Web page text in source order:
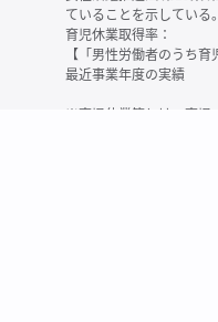
ていることを示している。
育児休業取得率：
【「男性労働者のうち
最近事業年度の実績
※育児休業等とは、育児